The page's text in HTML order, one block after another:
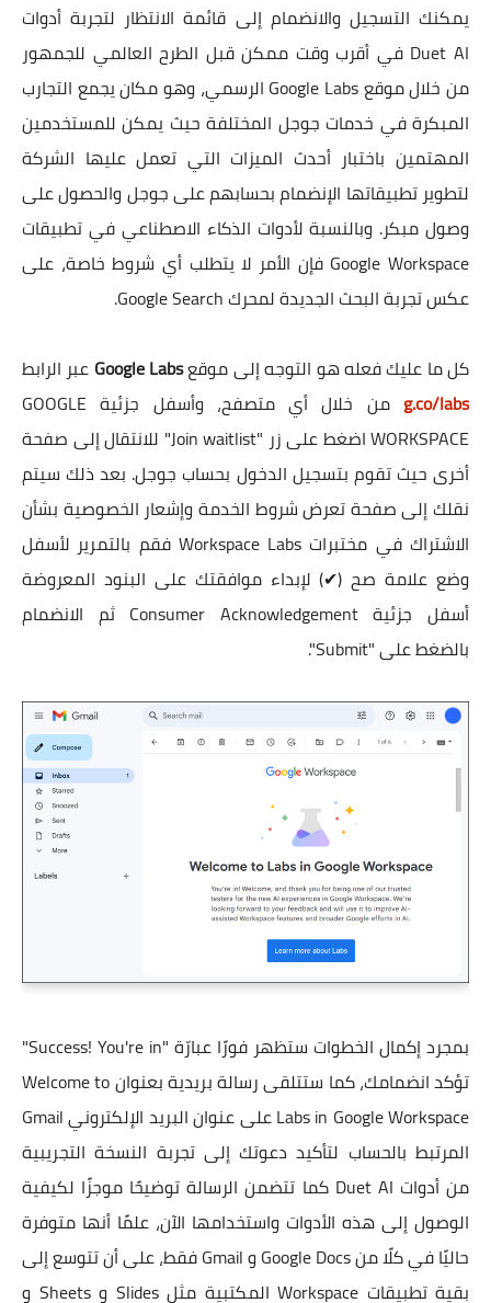
يمكنك التسجيل والانضمام إلى قائمة الانتظار لتجربة أدوات
Duet AI في أقرب وقت ممكن قبل الطرح العالمي للجمهور
من خلال موقع Google Labs الرسمي، وهو مكان يجمع التجارب
المبكرة في خدمات جوجل المختلفة حيث يمكن للمستخدمين
المهتمين باختبار أحدث الميزات التي تعمل عليها الشركة
لتطوير تطبيقاتها الإنضمام بحسابهم على جوجل والحصول على
وصول مبكر. وبالنسبة لأدوات الذكاء الاصطناعي في تطبيقات
Google Workspace فإن الأمر لا يتطلب أي شروط خاصة، على
عكس تجربة البحث الجديدة لمحرك Google Search.
كل ما عليك فعله هو التوجه إلى موقعGoogle Labs عبر الرابط
g.co/labs
من خلال أي متصفح، وأسفل جزئية GOOGLE
WORKSPACE اضغط على زر "Join waitlist" للانتقال إلى صفحة
أخرى حيث تقوم بتسجيل الدخول بحساب جوجل. بعد ذلك سيتم
نقلك إلى صفحة تعرض شروط الخدمة وإشعار الخصوصية بشأن
الاشتراك في مختبرات Workspace Labs فقم بالتمرير لأسفل
وضع علامة صح (✔) لإبداء موافقتك على البنود المعروضة
أسفل جزئية Consumer Acknowledgement ثم الانضمام
بالضغط على "Submit".
بمجرد إكمال الخطوات ستظهر فورًا عبارّة "Success! You're in"
تؤكد انضمامك، كما ستتلقى رسالة بريدية بعنوان Welcome to
Labs in Google Workspace على عنوان البريد الإلكتروني Gmail
المرتبط بالحساب لتأكيد دعوتك إلى تجربة النسخة التجريبية
من أدوات Duet AI كما تتضمن الرسالة توضيحًا موجزًا لكيفية
الوصول إلى هذه الأدوات واستخدامها الآن، علمًا أنها متوفرة
حاليًا في كلًا من Google Docs و Gmail فقط
، على أن تتوسع إلى
بقية تطبيقات Workspace المكتبية مثل Slides و Sheets و